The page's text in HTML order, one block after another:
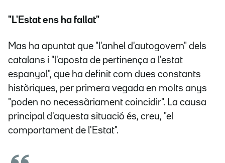
"L'Estat ens ha fallat"
Mas ha apuntat que "l'anhel d'autogovern" dels
catalans i "l'aposta de pertinença a l'estat
espanyol", que ha definit com dues constants
històriques, per primera vegada en molts anys
"poden no necessàriament coincidir". La causa
principal d'aquesta situació és, creu, "el
comportament de l'Estat".